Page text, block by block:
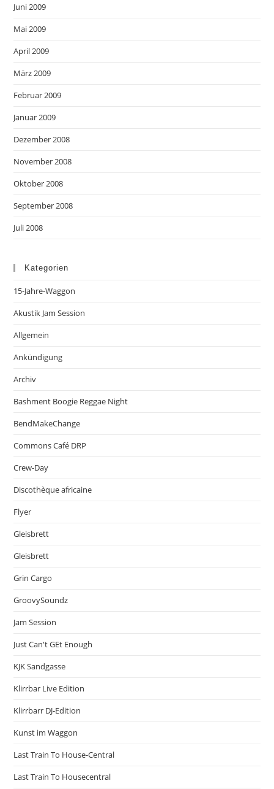
Juni 2009
Mai 2009
April 2009
März 2009
Februar 2009
Januar 2009
Dezember 2008
November 2008
Oktober 2008
September 2008
Juli 2008
Kategorien
15-Jahre-Waggon
Akustik Jam Session
Allgemein
Ankündigung
Archiv
Bashment Boogie Reggae Night
BendMakeChange
Commons Café DRP
Crew-Day
Discothèque africaine
Flyer
Gleisbrett
Gleisbrett
Grin Cargo
GroovySoundz
Jam Session
Just Can't GEt Enough
KJK Sandgasse
Klirrbar Live Edition
Klirrbarr DJ-Edition
Kunst im Waggon
Last Train To House-Central
Last Train To Housecentral